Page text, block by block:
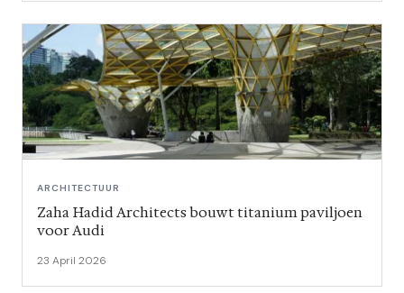
ARCHITECTUUR
Zaha Hadid Architects bouwt titanium paviljoen
voor Audi
23 April 2026